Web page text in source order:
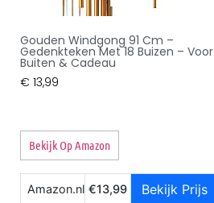
Gouden Windgong 91 Cm –
Gedenkteken Met 18 Buizen – Voor
Buiten & Cadeau
€ 13,99
Bekijk Op Amazon
Amazon.nl €13,99 Bekijk Prijs